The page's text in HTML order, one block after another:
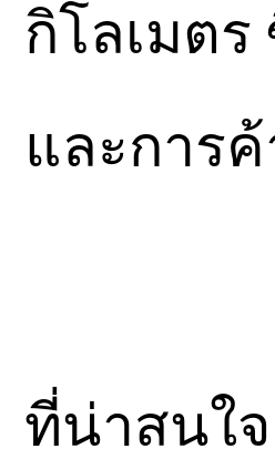
กิโลเมตร
และการ
ที่น่าสนใ